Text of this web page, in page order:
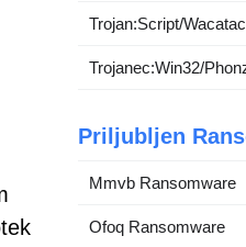
Trojan:Script/
Trojanec:Win32/
Priljubljen
Mmvb Ransomware
Ofoq Ransomware